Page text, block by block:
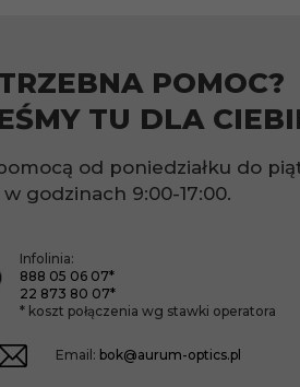
POMOC?
TU DLA
od poniedziałku do
w godzinach 9:00-17:00.
Infolinia:
888 05 06 07*
22 873 80 07*
* koszt połączenia wg stawki operatora
Email: bok@aurum-optics.pl